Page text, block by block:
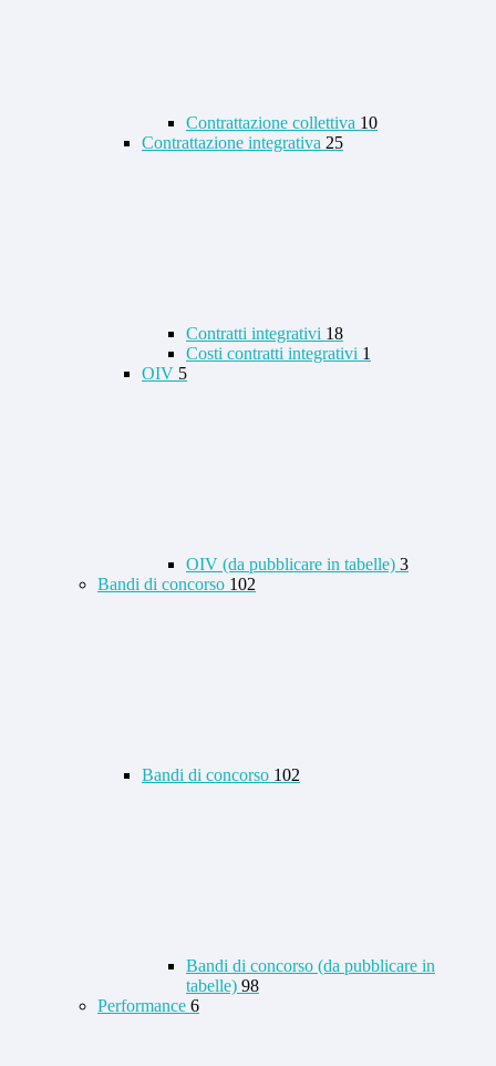
Contrattazione collettiva 10
Contrattazione integrativa 25
Contratti integrativi 18
Costi contratti integrativi 1
OIV 5
OIV (da pubblicare in tabelle) 3
Bandi di concorso 102
Bandi di concorso 102
Bandi di concorso (da pubblicare in
tabelle) 98
Performance 6